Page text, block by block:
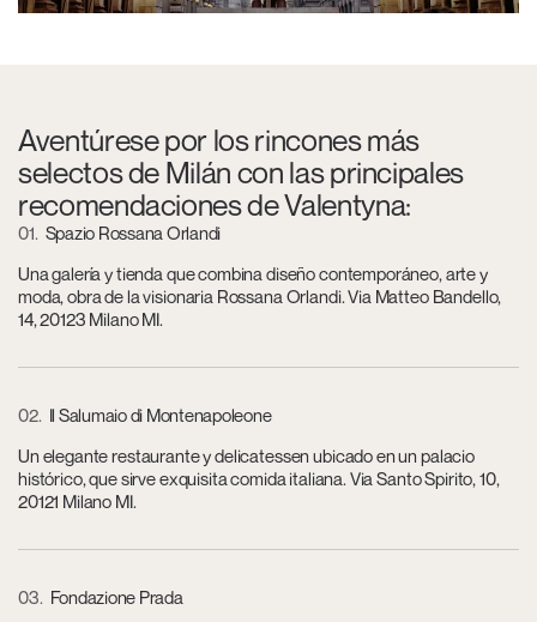
Aventúrese por los rincones más
selectos de Milán con las principales
recomendaciones de Valentyna:
01 Spazio Rossana Orlandi
Una galería y tienda que combina diseño contemporáneo, arte y
moda, obra de la visionaria Rossana Orlandi. Via Matteo Bandello,
14, 20123 Milano MI.
02 Il Salumaio di Montenapoleone
Un elegante restaurante y delicatessen ubicado en un palacio
histórico, que sirve exquisita comida italiana. Via Santo Spirito, 10,
20121 Milano MI.
03 Fondazione Prada